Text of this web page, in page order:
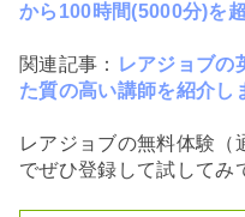
から100時間(5000分)を
関連記事： レアジョブの
た質の高い講師を紹介し
レアジョブの無料体験（
でぜひ登録して試してみ